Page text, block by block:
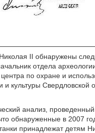
II обнаружены
отдела
центра по охране и
и культуры Свердловской
анализ,
обнаруженные в 2007
принадлежат детям